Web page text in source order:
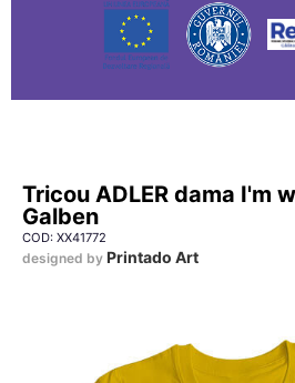
Tricou ADLER dama I'm
Galben
COD: XX41772
designed by Printado Art